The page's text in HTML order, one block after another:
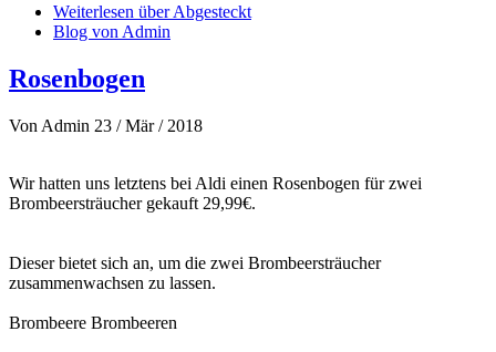
Weiterlesen über Abgesteckt
Blog von Admin
Rosenbogen
Von Admin 23 / Mär / 2018
Wir hatten uns letztens bei Aldi einen Rosenbogen für zwei
Brombeersträucher gekauft 29,99€.
Dieser bietet sich an, um die zwei Brombeersträucher
zusammenwachsen zu lassen.
Brombeere Brombeeren